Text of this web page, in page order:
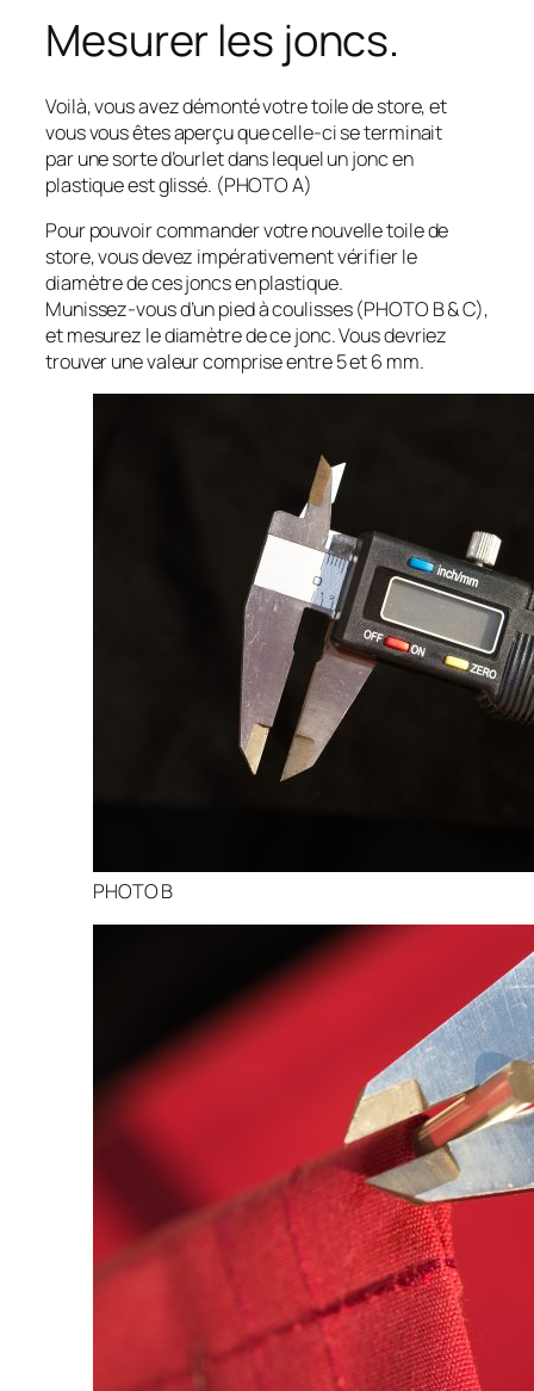
Mesurer les joncs.
Voilà, vous avez démonté votre toile de store, et
vous vous êtes aperçu que celle-ci se terminait
par une sorte d’ourlet dans lequel un jonc en
plastique est glissé. (PHOTO A)
Pour pouvoir commander votre nouvelle toile de
store, vous devez impérativement vérifier le
diamètre de ces joncs en plastique.
Munissez-vous d’un pied à coulisses (PHOTO B & C),
et mesurez le diamètre de ce jonc. Vous devriez
trouver une valeur comprise entre 5 et 6 mm.
PHOTO B